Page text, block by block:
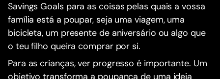
Savings Goals para as coisas pelas quais a vossa
família está a poupar, seja uma viagem, uma
bicicleta, um presente de aniversário ou algo que
o teu filho queira comprar por si.
Para as crianças, ver progresso é importante. Um
objetivo transforma a poupança de uma ideia